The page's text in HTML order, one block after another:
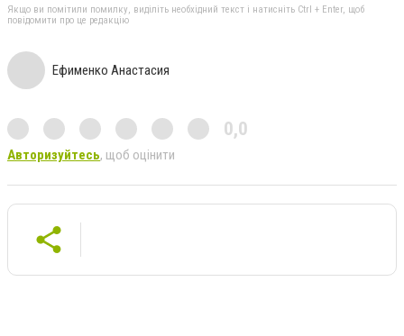
Якщо ви помітили помилку, виділіть необхідний текст і натисніть Ctrl + Enter, щоб
повідомити про це редакцію
Ефименко Анастасия
0,0
Авторизуйтесь, щоб оцінити